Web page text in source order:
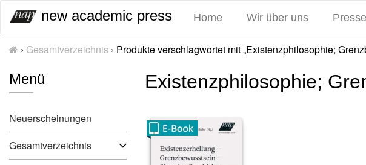
i
new academic press Home Wir über uns Presse
› Gesamtverzeichnis › Produkte verschlagwortet mit „Existenzphilosophie;
Menü
Neuerscheinungen
Gesamtverzeichnis
Existenzphilosophie;